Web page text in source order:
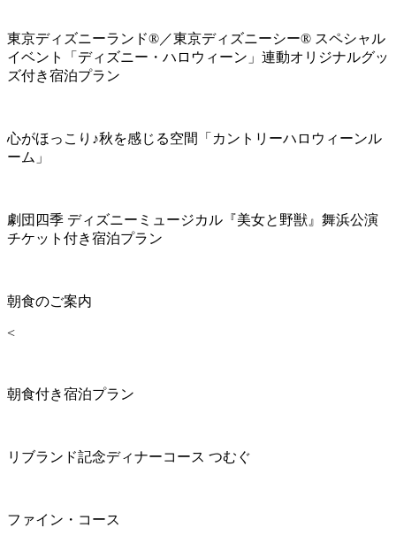
東京ディズニーランド®／東京ディズニーシー® スペシャル
イベント「ディズニー・ハロウィーン」連動オリジナルグッ
ズ付き宿泊プラン
心がほっこり♪秋を感じる空間「カントリーハロウィーンル
ーム」
劇団四季 ディズニーミュージカル『美女と野獣』舞浜公演
チケット付き宿泊プラン
朝食のご案内
<
朝食付き宿泊プラン
リブランド記念ディナーコース つむぐ
ファイン・コース